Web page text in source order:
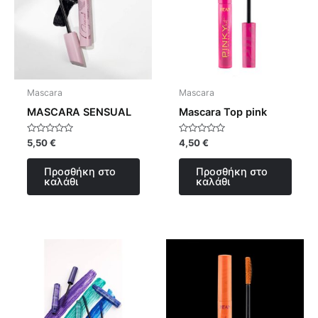
Mascara
MASCARA SENSUAL
Βαθμολογήθηκε
με
0
5,50€
Προσθήκη στο
καλάθι
Mascara
Mascara Top pink
Βαθμολογήθηκε
με
0
4,50€
Προσθήκη στο
καλάθι
προϊόν
έχει
πολλαπλές